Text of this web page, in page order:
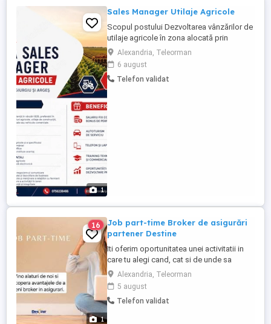
1
Sales Manager Utilaje Agricole
Scopul postului Dezvoltarea vânzărilor de
utilaje agricole în zona alocată prin
identificarea de noi oportunități de
business, administrarea portofoliului de
clienți și oferirea de soluții tehnice
adaptate nevoilor fermierilor, contribuind
Alexandria, Teleorman
6 august
Telefon validat
1
16
Job part-time Broker de asigurări
partener Destine
Iti oferim oportunitatea unei activitatii in
care tu alegi cand, cat si de unde sa
lucrezi. Daca vrei sa fii propriul tau sef,
pornind cu un program part-time in cadrul
companiei noastre, vei avea posibilitatea
sa iti dezvolti abilitatile personale si
Alexandria, Teleorman
5 august
Telefon validat